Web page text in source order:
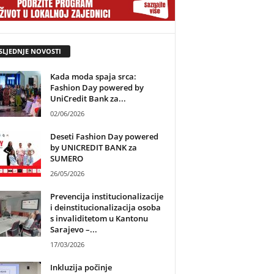
NOVOSTI
Kada moda spaja srca:
Fashion Day powered by
UniCredit Bank za...
02/06/2026
Deseti Fashion Day powered
by UNICREDIT BANK za
SUMERO
26/05/2026
Prevencija institucionalizacije
i deinstitucionalizacija osoba
s invaliditetom u Kantonu
Sarajevo –...
17/03/2026
Inkluzija počinje